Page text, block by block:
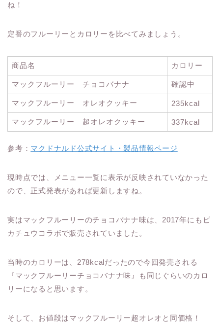
ね！
定番のフルーリーとカロリーを比べてみましょう。
商品名 カロリー
マックフルーリー チョコバナナ 確認中
マックフルーリー オレオクッキー 235kcal
マックフルーリー 超オレオクッキー 337kcal
参考： マクドナルド公式サイト・製品情報ページ
現時点では、メニュー一覧に表示が反映されていなかった
ので、正式発表があれば更新しますね。
実はマックフルーリーのチョコバナナ味は、2017年にもピ
カチュウコラボで販売されていました。
当時のカロリーは、278kcalだったので今回発売される
『マックフルーリーチョコバナナ味』も同じぐらいのカロ
リーになると思います。
そして、お値段はマックフルーリー超オレオと同価格！